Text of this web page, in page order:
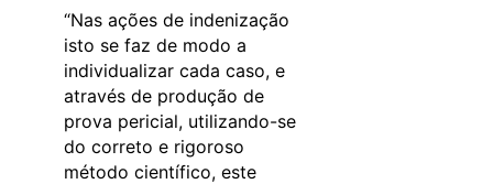
“Nas ações de indenização
isto se faz de modo a
individualizar cada caso, e
através de produção de
prova pericial, utilizando-se
do correto e rigoroso
método científico, este